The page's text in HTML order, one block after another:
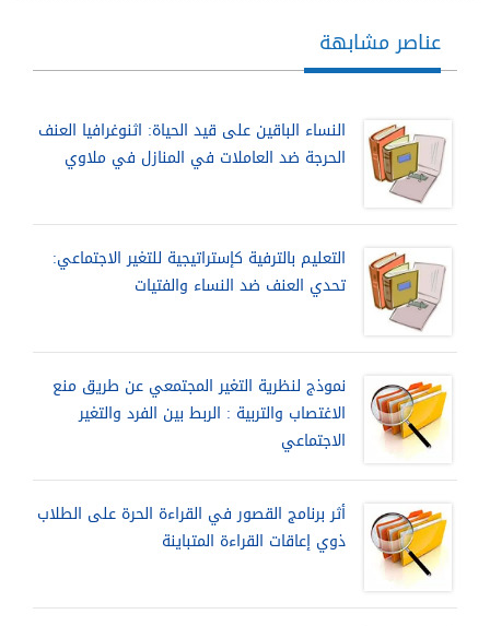
عناصر مشابهة
النساء الباقين على قيد الحياة: اثنوغرافيا العنف
الحرجة ضد العاملات في المنازل في ملاوي
التعليم بالترفية كإستراتيجية للتغير الاجتماعي:
تحدي العنف ضد النساء والفتيات
نموذج لنظرية التغير المجتمعي عن طريق منع
الاغتصاب والتربية : الربط بين الفرد والتغير
الاجتماعي
أثر برنامج القصور في القراءة الحرة على الطلاب
ذوي إعاقات القراءة المتباينة